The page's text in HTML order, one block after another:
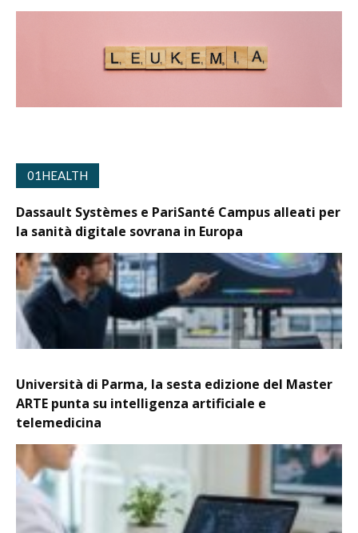
01HEALTH
Dassault Systèmes e PariSanté Campus alleati per
la sanità digitale sovrana in Europa
Università di Parma, la sesta edizione del Master
ARTE punta su intelligenza artificiale e
telemedicina